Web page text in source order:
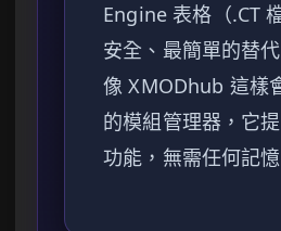
Engine 表格（.CT
安全、最簡單的替
像 XMODhub 這樣
的模組管理器，它
功能，無需任何記